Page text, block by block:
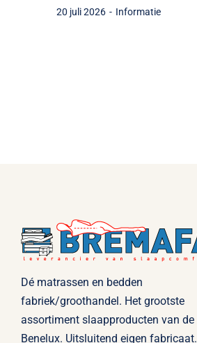
20 juli 2026 - Informatie
Dé matrassen en bedden
fabriek/groothandel. Het grootste
assortiment slaapproducten van de
Benelux. Uitsluitend eigen fabricaat.